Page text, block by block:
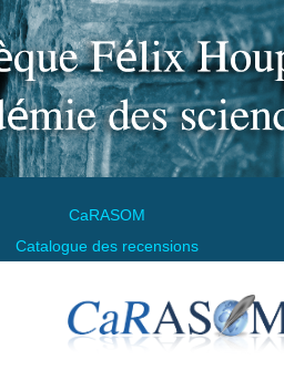
CaRASOM
Catalogue des recensions